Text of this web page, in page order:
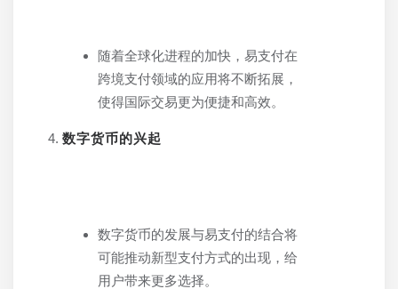
随着全球化进程的加快，易支付在
跨境支付领域的应用将不断拓展，
使得国际交易更为便捷和高效。
数字货币的兴起
数字货币的发展与易支付的结合将
可能推动新型支付方式的出现，给
用户带来更多选择。